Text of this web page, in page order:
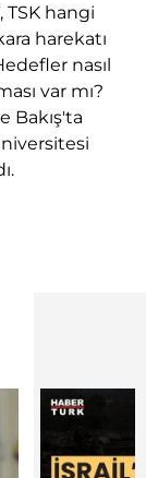
TSK hangi
harekatı
nasıl
var mı?
Bakış'ta